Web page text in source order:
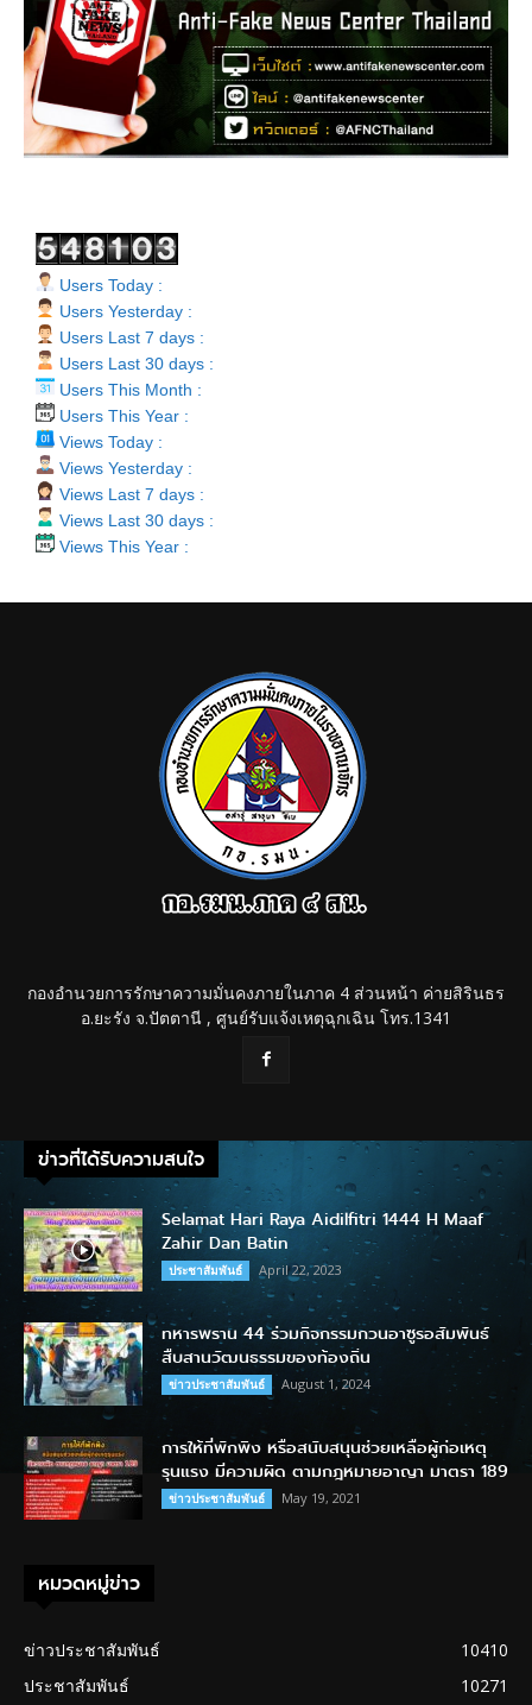
Users Today :
Users Yesterday :
Users Last 7 days :
Users Last 30 days :
Users This Month :
Users This Year :
Views Today :
Views Yesterday :
Views Last 7 days :
Views Last 30 days :
Views This Year :
กองอำนวยการรักษาความมั่นคงภายในภาค 4 ส่วนหน้า ค่ายสิรินธร
อ.ยะรัง จ.ปัตตานี , ศูนย์รับแจ้งเหตุฉุกเฉิน โทร.1341
ข่าวที่ได้รับความสนใจ
Selamat Hari Raya Aidilfitri 1444 H Maaf
Zahir Dan Batin
ประชาสัมพันธ์ April 22, 2023
ทหารพราน 44 ร่วมกิจกรรมกวนอาซูรอสัมพันธ์
สืบสานวัฒนธรรมของท้องถิ่น
ข่าวประชาสัมพันธ์ August 1, 2024
การให้ที่พักพิง หรือสนับสนุนช่วยเหลือผู้ก่อเหตุ
รุนแรง มีความผิด ตามกฎหมายอาญา มาตรา 189
ข่าวประชาสัมพันธ์ May 19, 2021
หมวดหมู่ข่าว
ข่าวประชาสัมพันธ์
10410
ประชาสัมพันธ์
10271